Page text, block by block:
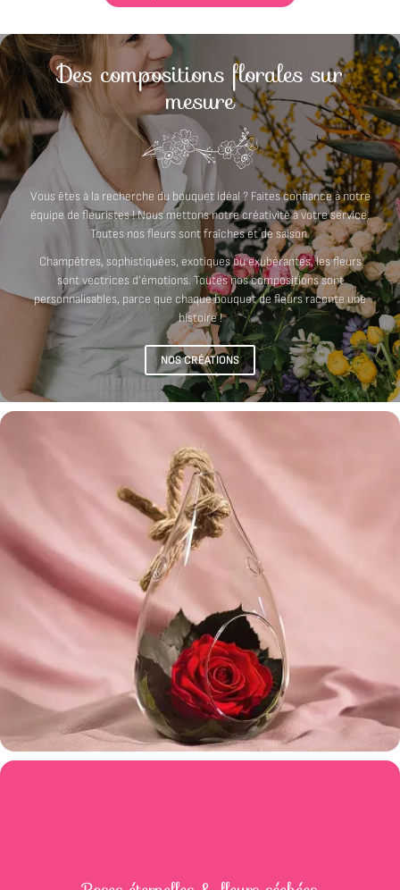
Des compositions floralessur
mesure
Vous êtes à la recherche du bouquet idéal ? Faites confiance à notre
équipe de fleuristes ! Nous mettons notre créativité à votre service.
Toutes nos fleurs sont fraîches et de saison.
Champêtres, sophistiquées, exotiques ou exubérantes, les fleurs
sont vectrices d’émotions. Toutes nos compositions sont
personnalisables, parce que chaque bouquet de fleurs raconte une
histoire !
NOS CRÉATIONS